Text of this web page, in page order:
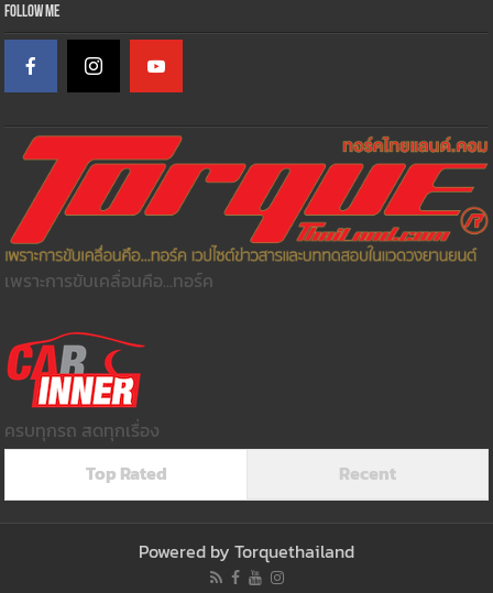
Follow Me
เพราะการขับเคลื่อนคือ...ทอร์ค
ครบทุกรถ สดทุกเรื่อง
Top Rated
Recent
Powered by Torquethailand